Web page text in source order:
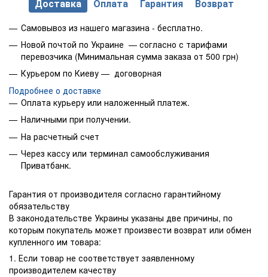
Доставка Оплата Гарантия Возврат
Самовывоз из нашего магазина - бесплатно.
Новой почтой по Украине — согласно с тарифами
перевозчика (Минимальная сумма заказа от 500 грн)
Курьером по Киеву — договорная
Подробнее о доставке
Оплата курьеру или наложенный платеж.
Наличными при получении.
На расчетный счет
Через кассу или терминал самообслуживания
Приватбанк.
Гарантия от производителя согласно гарантийному
обязательству
В законодательстве Украины указаны две причины, по
которым покупатель может произвести возврат или обмен
купленного им товара:
1. Если товар не соответствует заявленному
производителем качеству